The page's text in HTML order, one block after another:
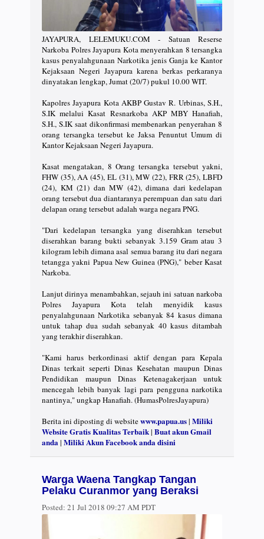
JAYAPURA, LELEMUKU.COM - Satuan Reserse
Narkoba Polres Jayapura Kota menyerahkan 8 tersangka
kasus penyalahgunaan Narkotika jenis Ganja ke Kantor
Kejaksaan Negeri Jayapura karena berkas perkaranya
dinyatakan lengkap, Jumat (20/7) pukul 10.00 WIT.
Kapolres Jayapura Kota AKBP Gustav R. Urbinas, S.H.,
S.IK melalui Kasat Resnarkoba AKP MBY Hanafiah,
S.H., S.IK saat dikonfirmasi membenarkan penyerahan 8
orang tersangka tersebut ke Jaksa Penuntut Umum di
Kantor Kejaksaan Negeri Jayapura.
Kasat mengatakan, 8 Orang tersangka tersebut yakni,
FHW (35), AA (45), EL (31), MW (22), FRR (25), LBFD
(24), KM (21) dan MW (42), dimana dari kedelapan
orang tersebut dua diantaranya perempuan dan satu dari
delapan orang tersebut adalah warga negara PNG.
"Dari kedelapan tersangka yang diserahkan tersebut
diserahkan barang bukti sebanyak 3.159 Gram atau 3
kilogram lebih dimana asal semua barang itu dari negara
tetangga yakni Papua New Guinea (PNG)," beber Kasat
Narkoba.
Lanjut dirinya menambahkan, sejauh ini satuan narkoba
Polres Jayapura Kota telah menyidik kasus
penyalahgunaan Narkotika sebanyak 84 kasus dimana
untuk tahap dua sudah sebanyak 40 kasus ditambah
yang terakhir diserahkan.
"Kami harus berkordinasi aktif dengan para Kepala
Dinas terkait seperti Dinas Kesehatan maupun Dinas
Pendidikan maupun Dinas Ketenagakerjaan untuk
mencegah lebih banyak lagi para pengguna narkotika
nantinya," ungkap Hanafiah. (HumasPolresJayapura)
Berita ini diposting di websitewww.papua.us| Miliki
Website Gratis Kualitas Terbaik| Buat akun Gmail
anda| Miliki Akun Facebook anda disini
Warga Waena Tangkap Tangan
Pelaku Curanmor yang Beraksi
Posted: 21 Jul 2018 09:27 AM PDT